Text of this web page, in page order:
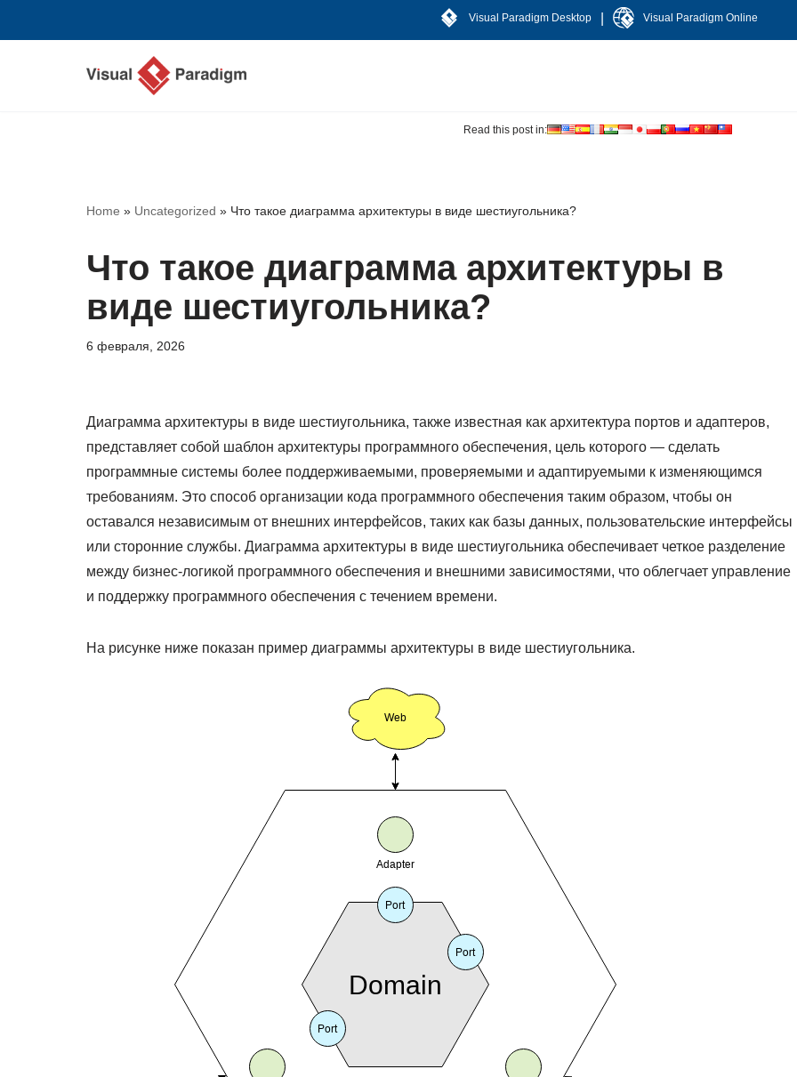
Visual Paradigm Desktop Visual Paradigm Online
Read this post in:
Home » Uncategorized » Что такое диаграмма архитектуры в виде шестиугольника?
Что такое диаграмма архитектуры в
виде шестиугольника?
6 февраля, 2026
Диаграмма архитектуры в виде шестиугольника, также известная как архитектура портов и адаптеров,
представляет собой шаблон архитектуры программного обеспечения, цель которого — сделать
программные системы более поддерживаемыми, проверяемыми и адаптируемыми к изменяющимся
требованиям. Это способ организации кода программного обеспечения таким образом, чтобы он
оставался независимым от внешних интерфейсов, таких как базы данных, пользовательские интерфейсы
или сторонние службы. Диаграмма архитектуры в виде шестиугольника обеспечивает четкое разделение
между бизнес-логикой программного обеспечения и внешними зависимостями, что облегчает управление
и поддержку программного обеспечения с течением времени.
На рисунке ниже показан пример диаграммы архитектуры в виде шестиугольника.